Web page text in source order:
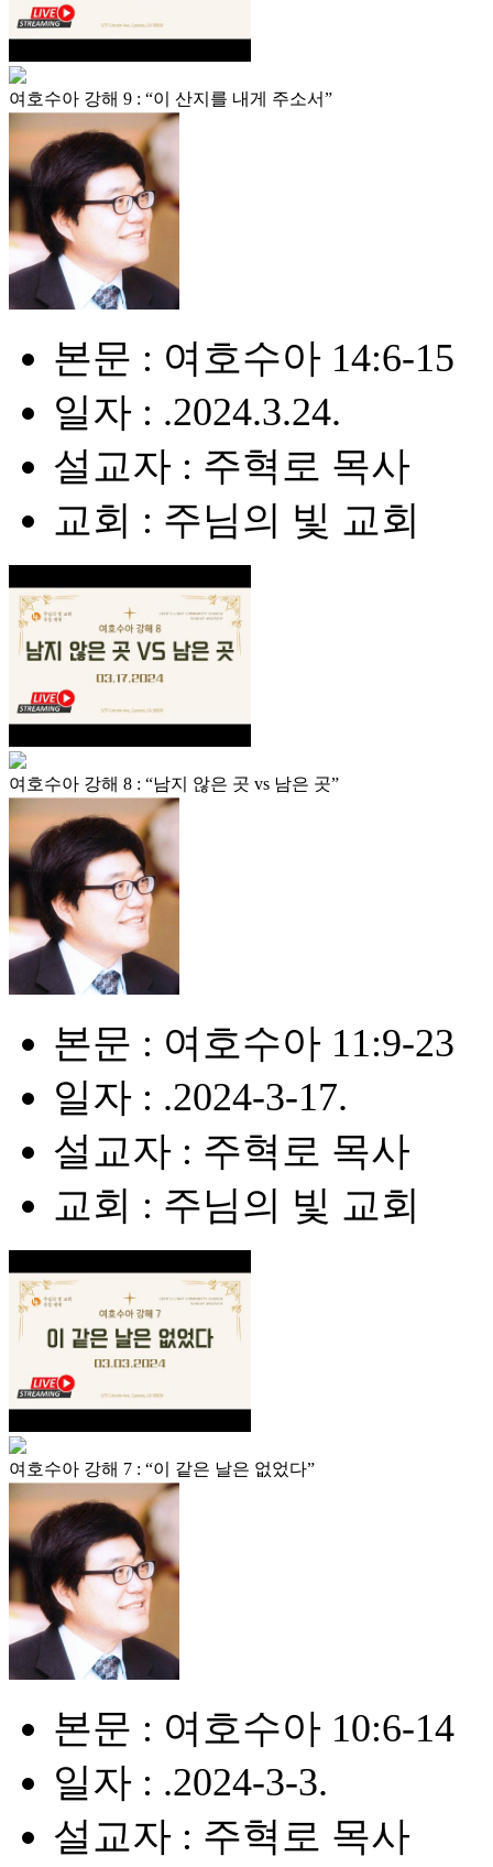
여호수아 강해 9 : “이 산지를 내게 주소서”
본문 : 여호수아 14:6-15
일자 : .2024.3.24.
설교자 : 주혁로 목사
교회 : 주님의 빛 교회
여호수아 강해 8 : “남지 않은 곳 vs 남은 곳”
본문 : 여호수아 11:9-23
일자 : .2024-3-17.
설교자 : 주혁로 목사
교회 : 주님의 빛 교회
여호수아 강해 7 : “이 같은 날은 없었다”
본문 : 여호수아 10:6-14
일자 : .2024-3-3.
설교자 : 주혁로 목사